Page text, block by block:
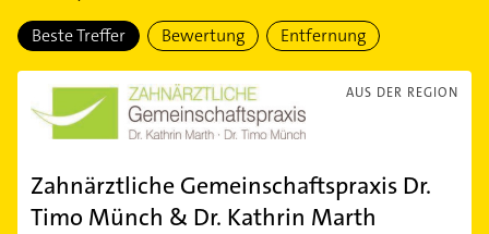
Beste Treffer Bewertung Entfernung
AUS DER REGION
Zahnärztliche Gemeinschaftspraxis Dr.
Timo Münch & Dr. Kathrin Marth